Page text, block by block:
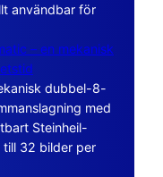
användbar för
– en mekanisk
dubbel-8-
med
Steinheil-
32 bilder per